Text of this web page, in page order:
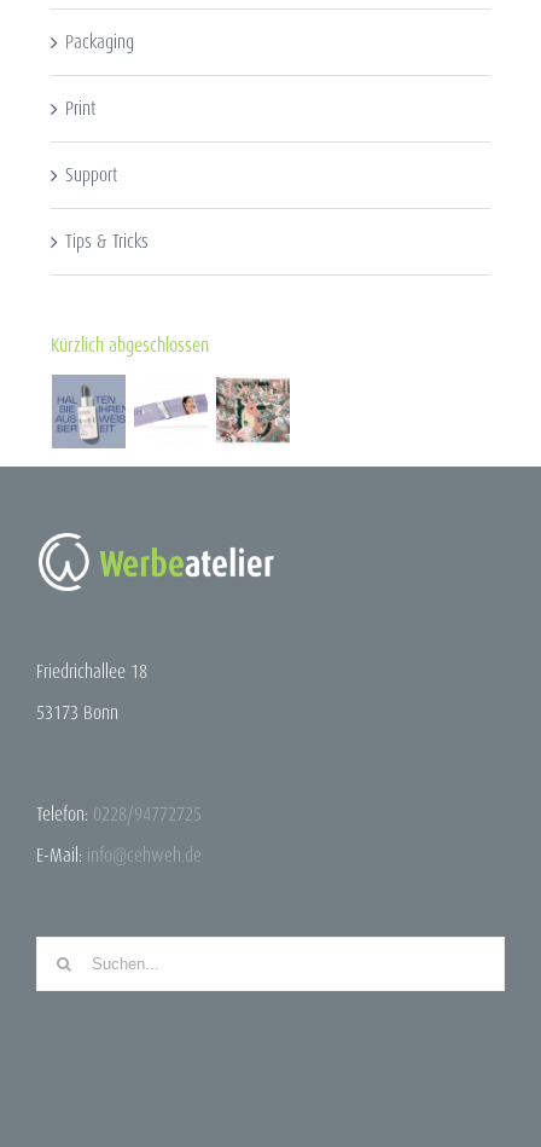
Packaging
Print
Support
Tips & Tricks
Kürzlich abgeschlossen
Friedrichallee 18
53173 Bonn
Telefon: 0228/94772725
E-Mail: info@cehweh.de
Suche
nach: